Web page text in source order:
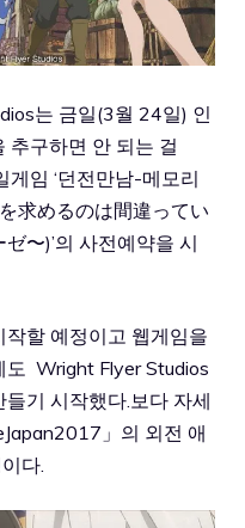
는 금일(3월 24일) 인
추구하면 안 되는 걸
게임 ‘던전만남-메모리
求めるのは間違ってい
〜)’의 사전예약을 시
작할 예정이고 웹게임을
도 Wright Flyer Studios
기 시작했다.보다 자세
」의 외전 애
다.